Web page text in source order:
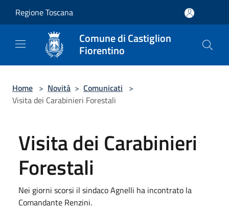
Regione Toscana
Comune di Castiglion
Fiorentino
Home > Novità > Comunicati >
Visita dei Carabinieri Forestali
Visita dei Carabinieri
Forestali
Nei giorni scorsi il sindaco Agnelli ha incontrato la
Comandante Renzini.